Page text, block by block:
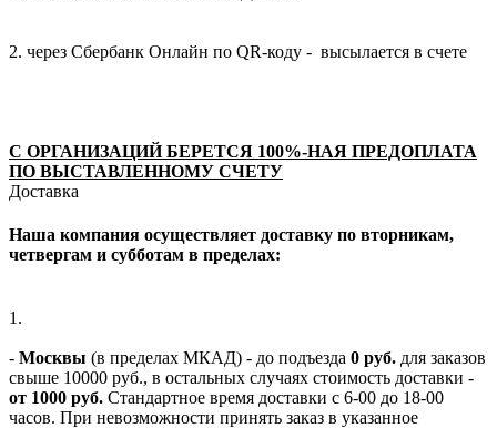
2. через Сбербанк Онлайн по QR-коду - высылается в счете
С ОРГАНИЗАЦИЙ БЕРЕТСЯ 100%-НАЯ ПРЕДОПЛАТА
ПО ВЫСТАВЛЕННОМУ СЧЕТУ
Доставка
Наша компания осуществляет доставку по вторникам,
четвергам и субботам в пределах:
1.
- Москвы (в пределах МКАД) - до подъезда 0 руб. для заказов
свыше 10000 руб., в остальных случаях стоимость доставки -
от 1000 руб. Стандартное время доставки с 6-00 до 18-00
часов. При невозможности принять заказ в указанное